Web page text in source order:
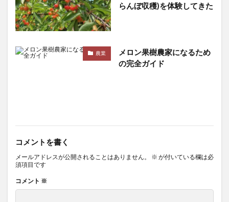
らんぼ収穫)を体験してきた
農業
メロン果樹農家になるため
の完全ガイド
コメントを書く
メールアドレスが公開されることはありません。 ※ が付いている欄は必
須項目です
コメント ※